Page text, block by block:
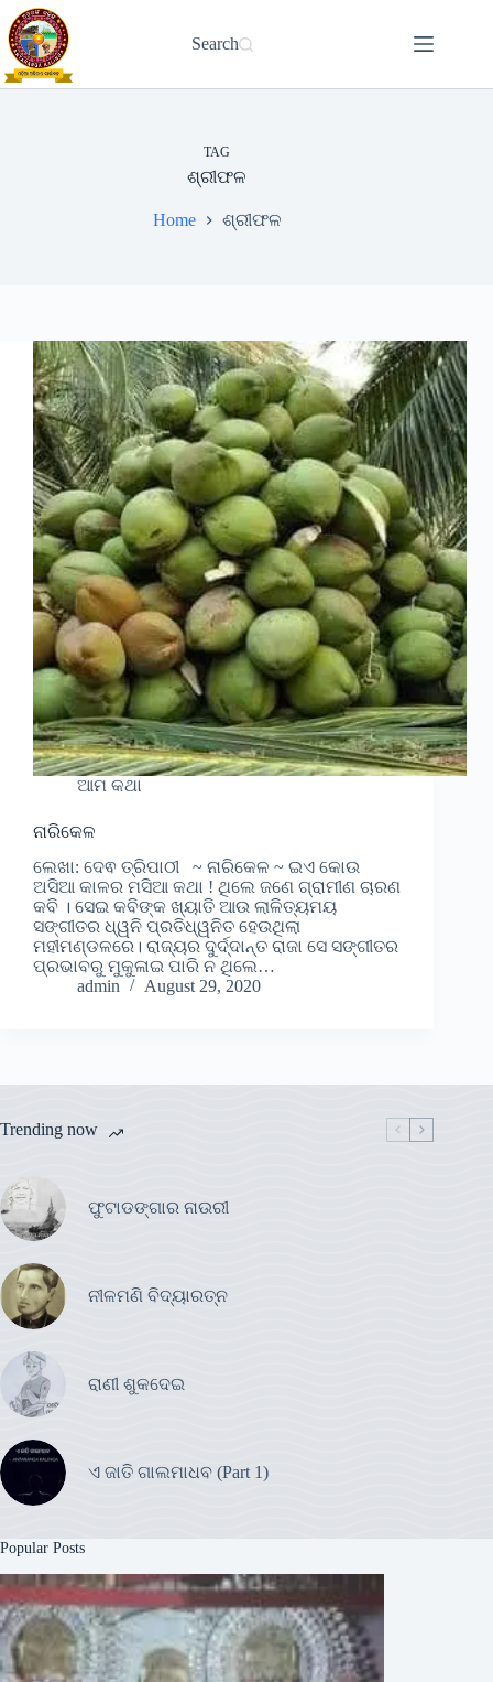
Skip
to
content
Search
TAG
ଶ୍ରୀଫଳ
Home ଶ୍ରୀଫଳ
ଆମ କଥା
ନାରିକେଳ
ଲେଖା: ଦେଵ ତ୍ରିପାଠୀ ~ ନାରିକେଳ ~ ଇଏ କୋଉ
ଅସିଆ କାଳର‌ ମସିଆ କଥା ! ଥିଲେ ଜଣେ ଗ୍ରାମୀଣ ଚାରଣ
କବି । ସେଇ କବିଙ୍କ ଖ୍ୟାତି ଆଉ ଲାଳିତ୍ୟମୟ
ସଙ୍ଗୀତର ଧ୍ୱନି ପ୍ରତିଧ୍ୱନିତ ହେଉଥିଲା
ମହୀମଣ୍ଡଳରେ। ରାଜ୍ୟର ଦୁର୍ଦ୍ଦାନ୍ତ ରାଜା ସେ ସଙ୍ଗୀତର
ପ୍ରଭାବରୁ ମୁକୁଳାଇ ପାରି ନ ଥିଲେ…
admin
August 29, 2020
Trending now
ଫୁଟାଡଙ୍ଗାର ନାଉରୀ
ନୀଳମଣି ବିଦ୍ୟାରତ୍ନ
ରାଣୀ ଶୁକଦେଇ
ଏ ଜାତି ଗାଲମାଧବ (Part 1)
Popular Posts